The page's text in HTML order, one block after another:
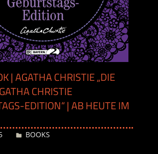
| AGATHA CHRISTIE „DIE
CHRISTIE G
EDITION“ | AB HEUTE IM H
Desiree
BOOKS